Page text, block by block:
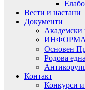
Вести и настани
Документи
Академски
Основен
Родова
Контакт
Конкурси